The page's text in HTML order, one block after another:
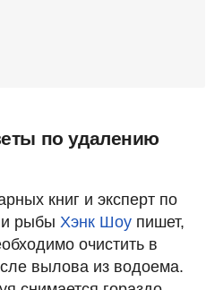
по удалению
книг и эксперт по
и рыбы Хэнк Шоу пишет,
очистить в
вылова из водоема.